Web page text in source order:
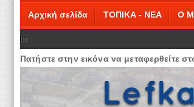
Αρχική σελίδα ΤΟΠΙΚΑ - ΝΕΑ Ο
m
Πατήστε στην εικόνα να μεταφερθείτε